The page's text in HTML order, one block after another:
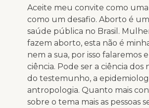
Aceite meu convite como
como um desafio. Aborto é
saúde pública no Brasil.
fazem aborto, esta não é
nem a sua, por isso falaremos
ciência. Pode ser a ciência dos
do testemunho, a
antropologia. Quanto mais
sobre o tema mais as pessoas